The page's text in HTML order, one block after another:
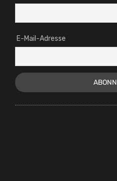
E-Mail-Adresse